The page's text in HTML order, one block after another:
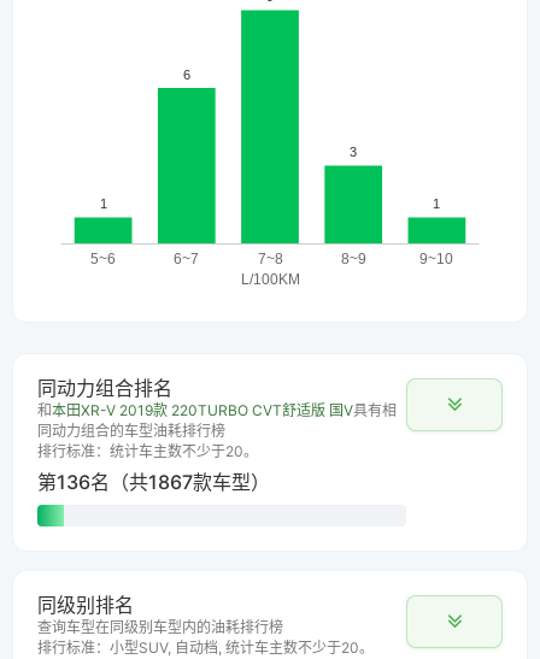
同动力组合排名
和本田XR-V 2019款 220TURBO CVT舒适版 国V具有相
同动力组合的车型油耗排行榜
排行标准：统计车主数不少于20。
第136名（共1867款车型）
同级别排名
查询车型在同级别车型内的油耗排行榜
排行标准：小型SUV, 自动档, 统计车主数不少于20。